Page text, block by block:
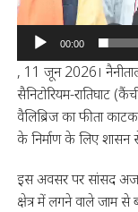
00:00
, 11 जून 2026।
सैनिटोरियम-रातिघाट
वैलिब्रिज का फीता
के निर्माण के लिए
इस अवसर पर सांसद अजय
क्षेत्र में लगने वाले जाम से